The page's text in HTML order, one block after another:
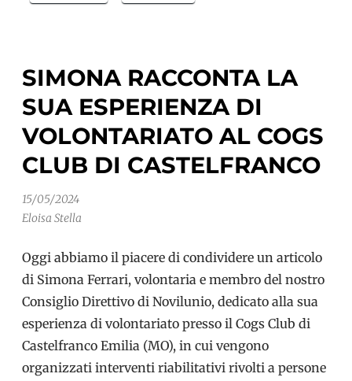
di
cura
ed
esperienza
in
SIMONA RACCONTA LA
SUA ESPERIENZA DI
VOLONTARIATO AL COGS
CLUB DI CASTELFRANCO
15/05/2024
Eloisa Stella
Oggi abbiamo il piacere di condividere un articolo
di Simona Ferrari, volontaria e membro del nostro
Consiglio Direttivo di Novilunio, dedicato alla sua
esperienza di volontariato presso il Cogs Club di
Castelfranco Emilia (MO), in cui vengono
organizzati interventi riabilitativi rivolti a persone